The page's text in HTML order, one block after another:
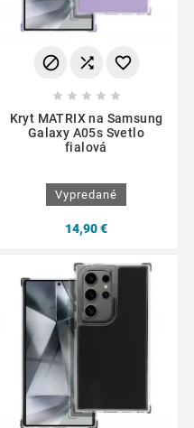
  
    
Kryt MATRIX na Samsung
Galaxy A05s Svetlo
fialová
Vypredané
14,90 €